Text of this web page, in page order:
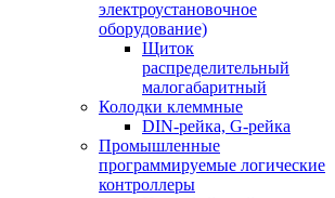
электроустановочное
оборудование)
Щиток
распределительный
малогабаритный
Колодки клеммные
DIN-рейка, G-рейка
Промышленные
программируемые логические
контроллеры